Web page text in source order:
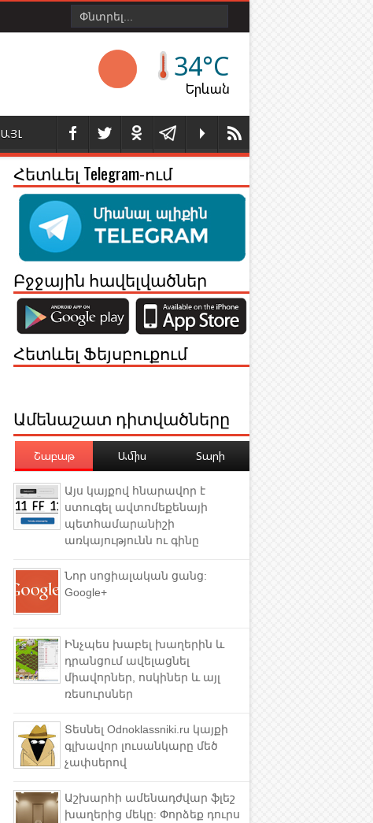
34°C
Երևան
ԱՅԼ
Հետևել Telegram-ում
Բջջային հավելվածներ
Հետևել Ֆեյսբուքում
Ամենաշատ դիտվածները
Շաբաթ Ամիս Տարի
Այս կայքով հնարավոր է
ստուգել ավտոմեքենայի
պետհամարանիշի
առկայությունն ու գինը
Նոր սոցիալական ցանց:
Google+
Ինչպես խաբել խաղերին և
դրանցում ավելացնել
միավորներ, ոսկիներ և այլ
ռեսուրսներ
Տեսնել Odnoklassniki.ru կայքի
գլխավոր լուսանկարը մեծ
չափսերով
Աշխարհի ամենադժվար ֆլեշ
խաղերից մեկը: Փորձեք դուրս